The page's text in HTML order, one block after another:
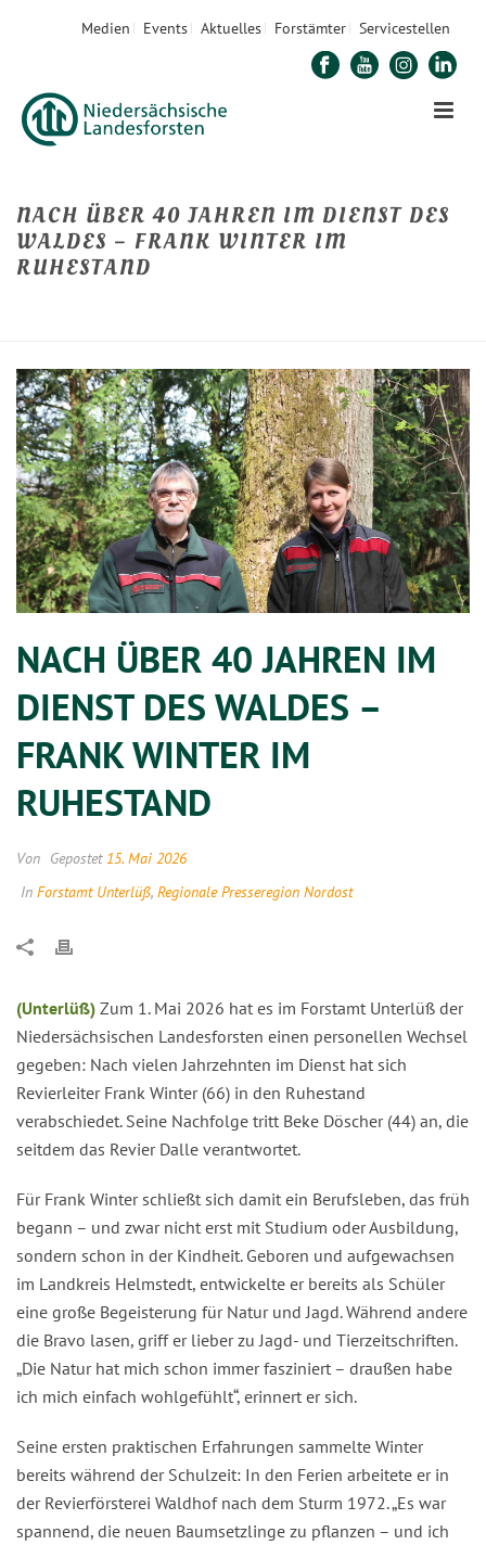
Medien Events Aktuelles Forstämter Servicestellen
NACH ÜBER 40 JAHREN IM DIENST DES
WALDES – FRANK WINTER IM
RUHESTAND
NACH ÜBER 40 JAHREN IM
DIENST DES WALDES –
FRANK WINTER IM
RUHESTAND
Von Gepostet 15. Mai 2026
In Forstamt Unterlüß, Regionale Presseregion Nordost
(Unterlüß) Zum 1. Mai 2026 hat es im Forstamt Unterlüß der
Niedersächsischen Landesforsten einen personellen Wechsel
gegeben: Nach vielen Jahrzehnten im Dienst hat sich
Revierleiter Frank Winter (66) in den Ruhestand
verabschiedet. Seine Nachfolge tritt Beke Döscher (44) an, die
seitdem das Revier Dalle verantwortet.
Für Frank Winter schließt sich damit ein Berufsleben, das früh
begann – und zwar nicht erst mit Studium oder Ausbildung,
sondern schon in der Kindheit. Geboren und aufgewachsen
im Landkreis Helmstedt, entwickelte er bereits als Schüler
eine große Begeisterung für Natur und Jagd. Während andere
die Bravo lasen, griff er lieber zu Jagd- und Tierzeitschriften.
„Die Natur hat mich schon immer fasziniert – draußen habe
ich mich einfach wohlgefühlt“, erinnert er sich.
Seine ersten praktischen Erfahrungen sammelte Winter
bereits während der Schulzeit: In den Ferien arbeitete er in
der Revierförsterei Waldhof nach dem Sturm 1972. „Es war
spannend, die neuen Baumsetzlinge zu pflanzen – und ich